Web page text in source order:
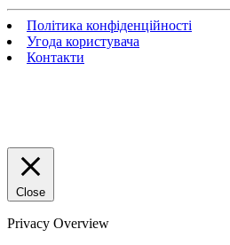
Політика конфіденційності
Угода користувача
Контакти
Close
Privacy Overview